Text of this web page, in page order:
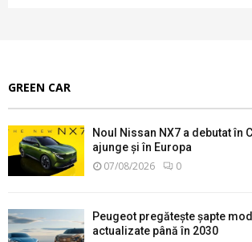
GREEN CAR
Noul Nissan NX7 a debutat în
ajunge și în Europa
07/08/2026 0
Peugeot pregătește șapte
actualizate până în 2030